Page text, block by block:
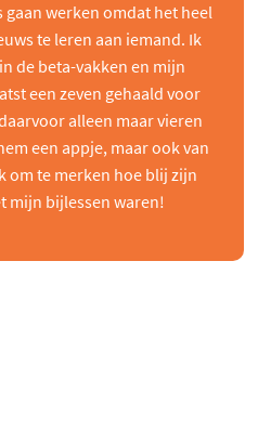
gaan werken omdat het heel
te leren aan iemand. Ik
de beta-vakken en mijn
een zeven gehaald voor
alleen maar vieren
een appje, maar ook van
om te merken hoe blij zijn
mijn bijlessen waren!